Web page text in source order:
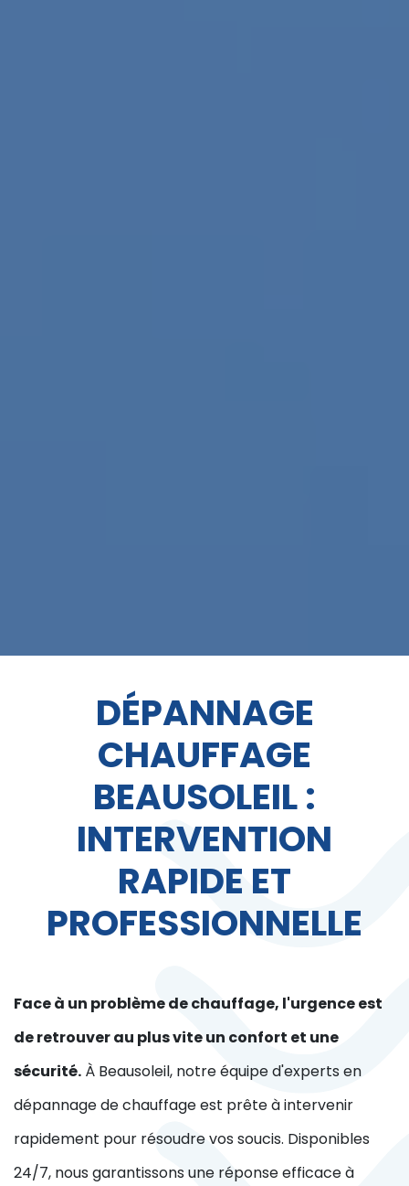
DÉPANNAGE
CHAUFFAGE
BEAUSOLEIL :
INTERVENTION
RAPIDE ET
PROFESSIONNELLE
Face à un problème de chauffage, l'urgence est
de retrouver au plus vite un confort et une
sécurité. À Beausoleil, notre équipe d'experts en
dépannage de chauffage est prête à intervenir
rapidement pour résoudre vos soucis. Disponibles
24/7, nous garantissons une réponse efficace à